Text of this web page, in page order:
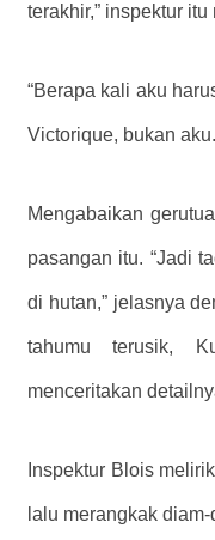
terakhir,” inspektur itu
“Berapa kali aku
Victorique, bukan
Mengabaikan
pasangan itu. “Jadi
di hutan,” jelasnya
tahumu terusik,
menceritakan
Inspektur Blois
lalu merangkak